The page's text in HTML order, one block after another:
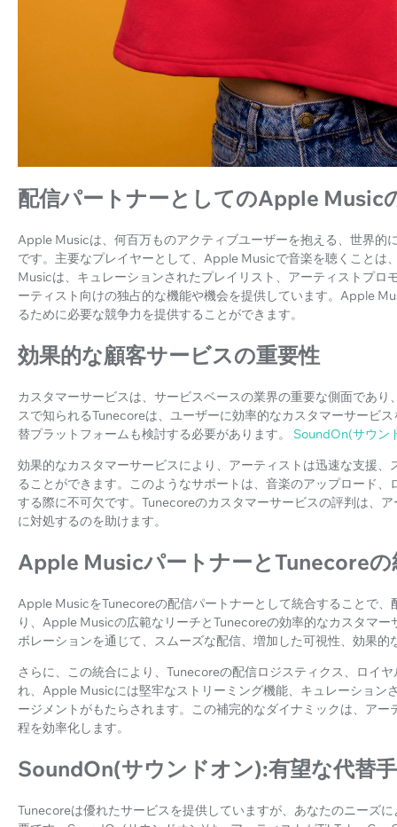
配信パートナーとしてのApple Music
Apple Musicは、何百万ものアクティブユーザーを抱える、世界的
です。主要なプレイヤーとして、Apple Musicで音楽を聴くこと
Musicは、キュレーションされたプレイリスト、アーティストプロ
ーティスト向けの独占的な機能や機会を提供しています。Apple
るために必要な競争力を提供することができます。
効果的な顧客サービスの重要性
カスタマーサービスは、サービスベースの業界の重要な側面であ
スで知られるTunecoreは、ユーザーに効率的なカスタマーサービ
替プラットフォームも検討する必要があります。
SoundOn(サウン
効果的なカスタマーサービスにより、アーティストは迅速な支援
ることができます。このようなサポートは、音楽のアップロード
する際に不可欠です。Tunecoreのカスタマーサービスの評判は、
に対処するのを助けます。
Apple MusicパートナーとTunecoreの
Apple MusicをTunecoreの配信パートナーとして統合することで
り、Apple Musicの広範なリーチとTunecoreの効率的なカスタマ
ボレーションを通じて、スムーズな配信、増加した可視性、効果
さらに、この統合により、Tunecoreの配信ロジスティクス、ロイ
れ、Apple Musicには堅牢なストリーミング機能、キュレーション
ージメントがもたらされます。この補完的なダイナミックは、ア
程を効率化します。
SoundOn(サウンドオン):有望な代替
Tunecoreは優れたサービスを提供していますが、あなたのニーズ